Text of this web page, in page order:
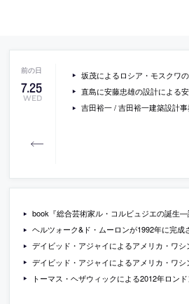
7.25
WED
坂茂によるロシア・モスクワの「
直島に安藤忠雄の設計による安藤忠雄の美
吉田裕一 / 吉田裕一建築設計事
book『総合芸術家ル・コルビュジエの誕生―評論家
ヘルツォーク&ド・ムーロンが1992年に完成させた「ゲーツ・
デイビッド・アジャイによるアメリカ・ワシントン.D.Cの図書館「The Francis
デイビッド・アジャイによるアメリカ・ワシントンD.C.の図書館「The William O.
トーマス・ヘザウィックによる2012年ロンドンオリンピッ